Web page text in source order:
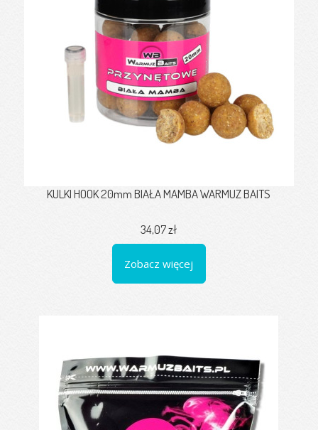
KULKI HOOK 20mm BIAŁA MAMBA WARMUZ BAITS
34,07 zł
Zobacz więcej